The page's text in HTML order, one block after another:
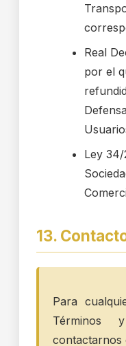
Real
por el
Ley
13.
Para
Términos
contactarnos